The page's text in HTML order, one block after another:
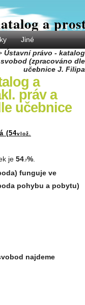
a
Jiné
Ústavní právo - katalog
(zpracováno dle
učebnice J. Filipa
a
práv a
učebnice
(54vlož.
je 54 .7%
funguje ve
pohybu a pobytu)
najdeme